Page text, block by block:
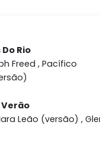
Do Rio
Freed , Pacífico
Verão
Leão (versão) ,